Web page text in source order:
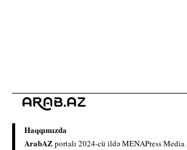
Haqqımızda
ArabAZportalı 2024-cü ildə MENAPress